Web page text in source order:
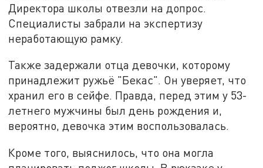
Директора школы отвезли на допрос.
Специалисты забрали на экспертизу
неработающую рамку.
Также задержали отца девочки, которому
принадлежит ружьё "Бекас". Он уверяет, что
хранил его в сейфе. Правда, перед этим у 53-
летнего мужчины был день рождения и,
вероятно, девочка этим воспользовалась.
Кроме того, выяснилось, что она могла